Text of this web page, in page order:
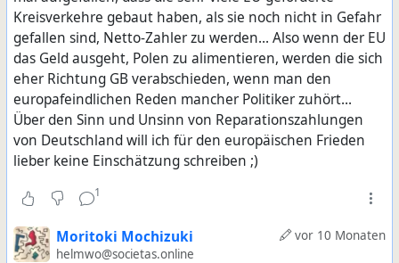
Kreisverkehre gebaut haben, als sie noch nicht in Gefahr
gefallen sind, Netto-Zahler zu werden... Also wenn der EU
das Geld ausgeht, Polen zu alimentieren, werden die sich
eher Richtung GB verabschieden, wenn man den
europafeindlichen Reden mancher Politiker zuhört...
Über den Sinn und Unsinn von Reparationszahlungen
von Deutschland will ich für den europäischen Frieden
lieber keine Einschätzung schreiben ;)
1
vor 10 Monaten
Moritoki Mochizuki
helmwo@societas.online